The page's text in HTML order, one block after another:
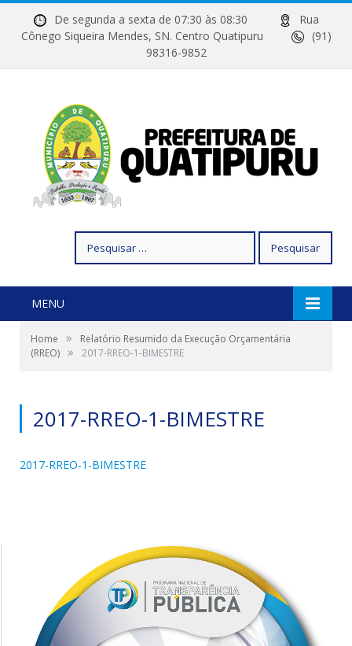
De segunda a sexta de 07:30 às 08:30
Rua
Cônego Siqueira Mendes, SN. Centro Quatipuru
(91)
98316-9852
por:
MENU
Home »
Relatório Resumido da Execução Orçamentária
(RREO) » 2017-RREO-1-BIMESTRE
2017-RREO-1-BIMESTRE
2017-RREO-1-BIMESTRE